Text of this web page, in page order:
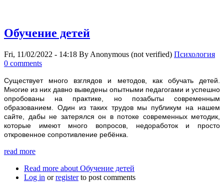
Обучение детей
Fri, 11/02/2022 - 14:18 By Anonymous (not verified) Психология
0 comments
Существует много взглядов и методов, как обучать детей.
Многие из них давно выведены опытными педагогами и успешно
опробованы на практике, но позабыты современным
образованием. Один из таких трудов мы публикум на нашем
сайте, дабы не затерялся он в потоке современных методик,
которые имеют много вопросов, недоработок и просто
откровенное сопротивление ребёнка.
read more
Read more about Обучение детей
Log in orregisterto post comments